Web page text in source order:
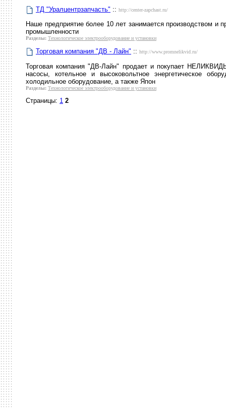
ТД "Уралцентрзапчасть" :: http://center-zapchast.ru/
Наше предприятие более 10 лет занимается производством и
промышленности
Разделы: Технологическое электрооборудование и установки
Торговая компания "ДВ - Лайн" :: http://www.promnelikvid.ru/
Торговая компания "ДВ-Лайн" продает и покупает
насосы, котельное и высоковольтное энергетическое
холодильное оборудование, а также Япон
Разделы: Технологическое электрооборудование и установки
Страницы: 1 2